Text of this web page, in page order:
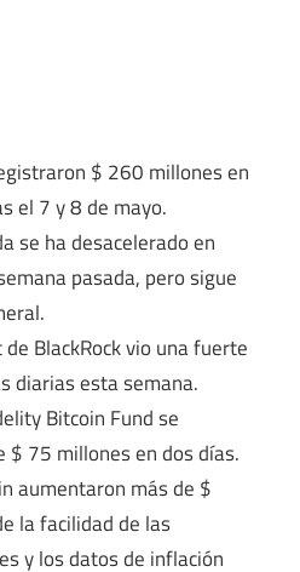
$ 260 millones en
el 7 y 8 de mayo.
se ha desacelerado en
pasada, pero sigue
BlackRock vio una fuerte
diarias esta semana.
Bitcoin Fund se
$ 75 millones en dos días.
aumentaron más de $
la facilidad de las
y los datos de inflación